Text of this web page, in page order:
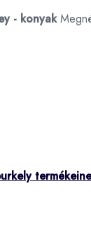
- konyak